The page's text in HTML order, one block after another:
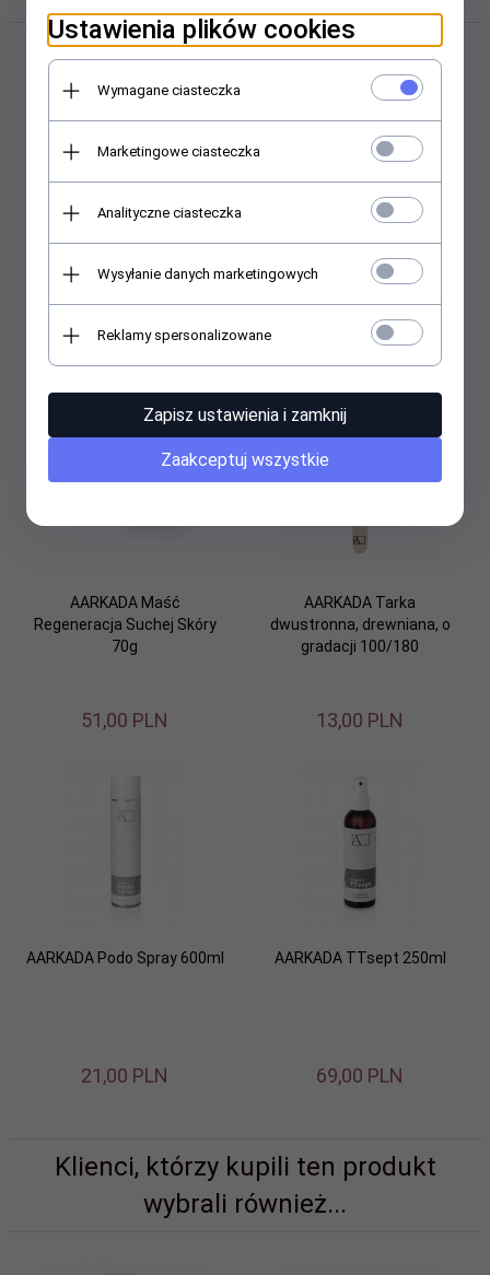
AARKADA Płyn ochronny do
skóry stóp i paznokci 08 Oil
74,00PLN
AARKADA Sól podologiczna
500g
48,00PLN
AARKADA Maść
Regeneracja Suchej Skóry
70g
51,00 PLN
AARKADA Tarka
dwustronna, drewniana, o
gradacji 100/180
13,00 PLN
AARKADA Podo Spray 600ml
21,00 PLN
AARKADA TTsept 250ml
69,00 PLN
Klienci, którzy kupili ten produkt
wybrali również...
Ustawienia plików cookies
Wymagane ciasteczka
Marketingowe ciasteczka
Analityczne ciasteczka
Wysyłanie danych marketingowych
Reklamy spersonalizowane
Zapisz ustawienia i zamknij
Zaakceptuj wszystkie